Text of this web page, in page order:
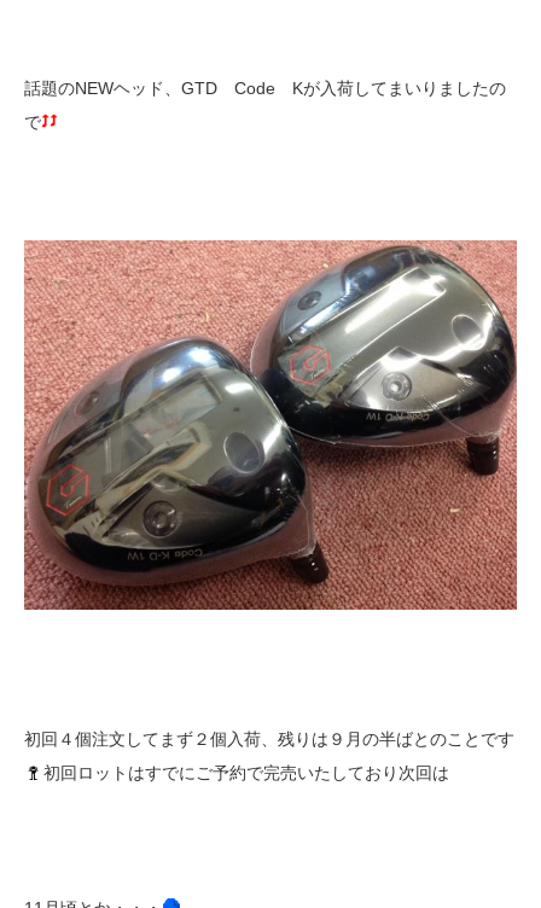
話題のNEWヘッド、GTD Code Kが入荷してまいりましたの
で
初回４個注文してまず２個入荷、残りは９月の半ばとのことです
初回ロットはすでにご予約で完売いたしており次回は